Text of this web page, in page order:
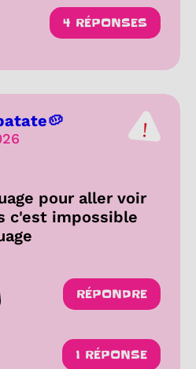
4 RÉPONSES
pour aller voir
c'est impossible
les réactions
RÉPONDRE
1 RÉPONSE